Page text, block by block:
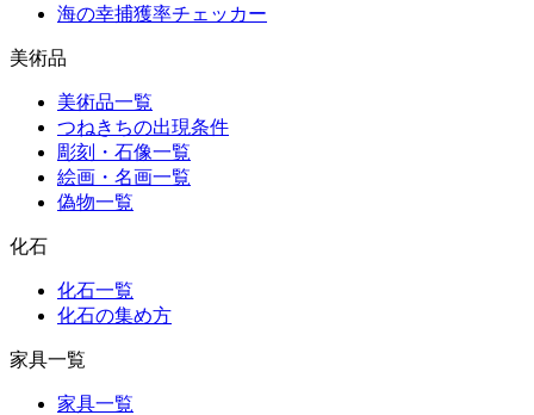
海の幸捕獲率チェッカー
美術品
美術品一覧
つねきちの出現条件
彫刻・石像一覧
絵画・名画一覧
偽物一覧
化石
化石一覧
化石の集め方
家具一覧
家具一覧